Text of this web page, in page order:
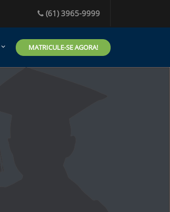
(61) 3965-9999
MATRICULE-SE AGORA!